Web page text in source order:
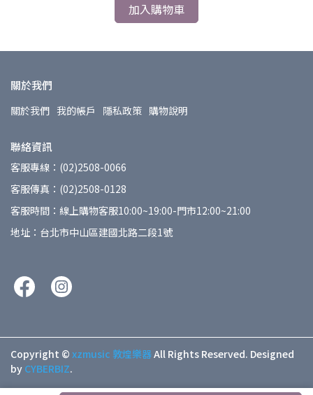
加入購物車
關於我們
關於我們 我的帳戶 隱私政策 購物說明
聯絡資訊
客服專線：(02)2508-0066
客服傳真：(02)2508-0128
客服時間：線上購物客服10:00~19:00-門市12:00~21:00
地址：台北市中山區建國北路二段1號
Copyright © xzmusic 敦煌樂器All Rights Reserved. Designed
by CYBERBIZ.